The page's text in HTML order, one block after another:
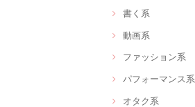
書く系
動画系
ファッション系
パフォーマンス系
オタク系